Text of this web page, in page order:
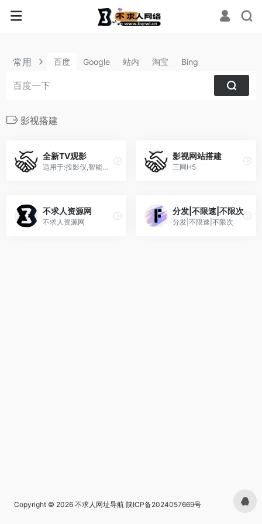
常用 百度 Google 站内 淘宝 Bing
影视搭建
全新TV观影
适用于:投影仪,智能电视机,顶盒,安卓手机
影视网站搭建
三网H5
不求人资源网
不求人资源网
分发|不限速|不限次
分发|不限速|不限次
Copyright © 2026 不求人网址导航 陕ICP备2024057669号